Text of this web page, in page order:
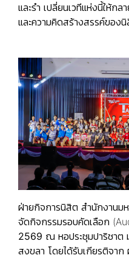
และรำ เปลี่ยนเวทีแห่งนี้ให้ก
และความคิดสร้างสรรค์ของ
ฝ่ายกิจการนิสิต สำนักงานม
จัดกิจกรรมรอบคัดเลือก
2569 ณ หอประชุมปาริชา
สงขลา โดยได้รับเกียรติจาก